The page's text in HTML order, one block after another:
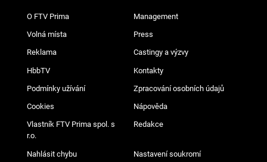
O FTV Prima Management
Volná místa Press
Reklama Castingy a výzvy
HbbTV Kontakty
Podmínky užívání Zpracování osobních údajů
Cookies Nápověda
Vlastník FTV Prima spol. s
r.o.
Redakce
Nahlásit chybu Nastavení soukromí